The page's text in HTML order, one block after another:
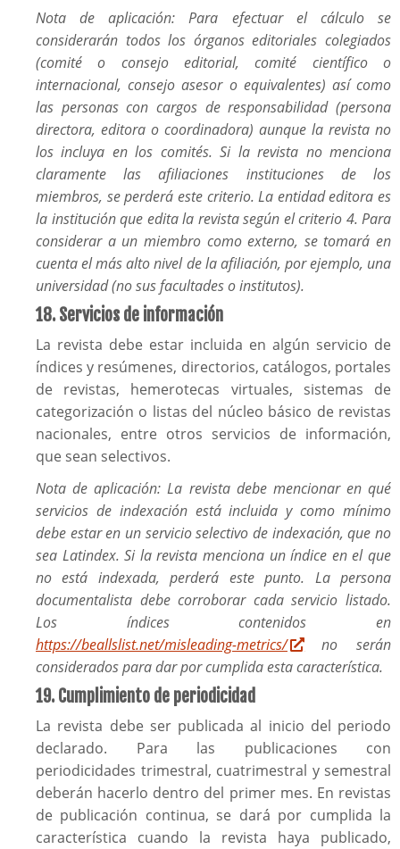
Nota de aplicación: Para efectuar el cálculo se
considerarán todos los órganos editoriales colegiados
(comité o consejo editorial, comité científico o
internacional, consejo asesor o equivalentes) así como
las personas con cargos de responsabilidad (persona
directora, editora o coordinadora) aunque la revista no
los incluya en los comités. Si la revista no menciona
claramente las afiliaciones instituciones de los
miembros, se perderá este criterio. La entidad editora es
la institución que edita la revista según el criterio 4. Para
considerar a un miembro como externo, se tomará en
cuenta el más alto nivel de la afiliación, por ejemplo, una
universidad (no sus facultades o institutos).
18. Servicios de información
La revista debe estar incluida en algún servicio de
índices y resúmenes, directorios, catálogos, portales
de revistas, hemerotecas virtuales, sistemas de
categorización o listas del núcleo básico de revistas
nacionales, entre otros servicios de información,
que sean selectivos.
Nota de aplicación: La revista debe mencionar en qué
servicios de indexación está incluida y como mínimo
debe estar en un servicio selectivo de indexación, que no
sea Latindex. Si la revista menciona un índice en el que
no está indexada, perderá este punto. La persona
documentalista debe corroborar cada servicio listado.
Los índices contenidos en
https://beallslist.net/misleading-metrics/
no serán
considerados para dar por cumplida esta característica.
19. Cumplimiento de periodicidad
La revista debe ser publicada al inicio del periodo
declarado. Para las publicaciones con
periodicidades trimestral, cuatrimestral y semestral
deberán hacerlo dentro del primer mes. En revistas
de publicación continua, se dará por cumplida la
característica cuando la revista haya publicado,